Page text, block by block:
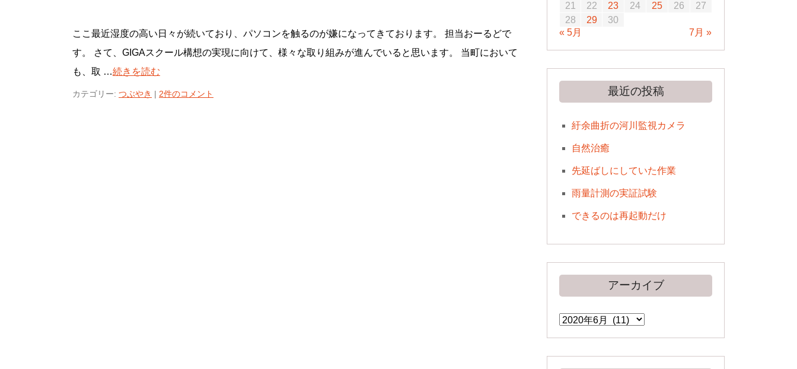
ここ最近湿度の高い日々が続いており、パソコンを触るのが嫌になってきております。 担当おーるどで
す。 さて、GIGAスクール構想の実現に向けて、様々な取り組みが進んでいると思います。 当町において
も、取 …続きを読む
カテゴリー: つぶやき | 2件のコメント
21
22 23 24 25 26
27
28
29
30
« 5月
7月 »
最近の投稿
紆余曲折の河川監視カメラ
自然治癒
先延ばしにしていた作業
雨量計測の実証試験
できるのは再起動だけ
アーカイブ
ア
ー
カ